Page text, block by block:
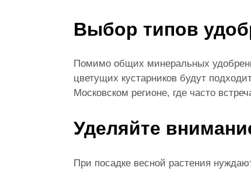
Выбор типов
Помимо общих минеральных
цветущих кустарников будут
Московском регионе, где часто
Уделяйте
При посадке весной растения